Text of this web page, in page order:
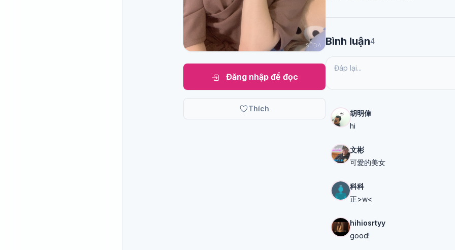
Đăng nhập để đọc
Thích
Bình luận4
胡明偉
hi
文彬
可愛的美女
科科
正>w<
hihiosrtyy
good!